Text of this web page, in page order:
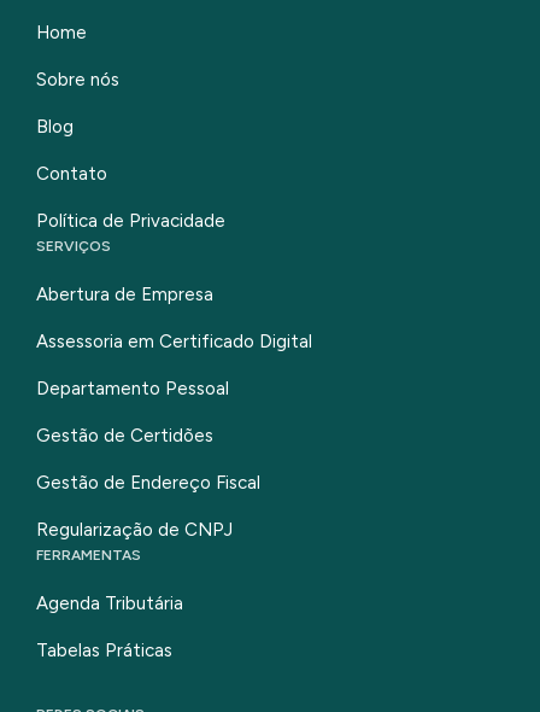
Home
Sobre nós
Blog
Contato
Política de Privacidade
SERVIÇOS
Abertura de Empresa
Assessoria em Certificado Digital
Departamento Pessoal
Gestão de Certidões
Gestão de Endereço Fiscal
Regularização de CNPJ
FERRAMENTAS
Agenda Tributária
Tabelas Práticas